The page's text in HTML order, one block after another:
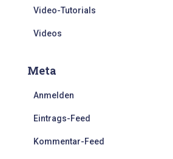
Video-Tutorials
Videos
Meta
Anmelden
Eintrags-Feed
Kommentar-Feed